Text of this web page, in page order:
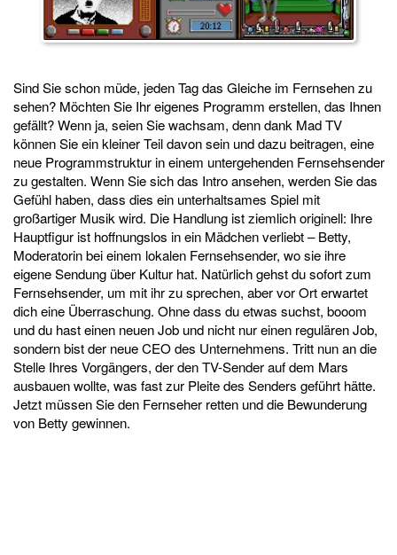
Sind Sie schon müde, jeden Tag das Gleiche im Fernsehen zu
sehen? Möchten Sie Ihr eigenes Programm erstellen, das Ihnen
gefällt? Wenn ja, seien Sie wachsam, denn dank Mad TV
können Sie ein kleiner Teil davon sein und dazu beitragen, eine
neue Programmstruktur in einem untergehenden Fernsehsender
zu gestalten. Wenn Sie sich das Intro ansehen, werden Sie das
Gefühl haben, dass dies ein unterhaltsames Spiel mit
großartiger Musik wird. Die Handlung ist ziemlich originell: Ihre
Hauptfigur ist hoffnungslos in ein Mädchen verliebt – Betty,
Moderatorin bei einem lokalen Fernsehsender, wo sie ihre
eigene Sendung über Kultur hat. Natürlich gehst du sofort zum
Fernsehsender, um mit ihr zu sprechen, aber vor Ort erwartet
dich eine Überraschung. Ohne dass du etwas suchst, booom
und du hast einen neuen Job und nicht nur einen regulären Job,
sondern bist der neue CEO des Unternehmens. Tritt nun an die
Stelle Ihres Vorgängers, der den TV-Sender auf dem Mars
ausbauen wollte, was fast zur Pleite des Senders geführt hätte.
Jetzt müssen Sie den Fernseher retten und die Bewunderung
von Betty gewinnen.